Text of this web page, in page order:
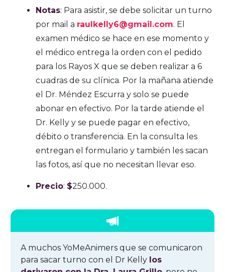
Notas: Para asistir, se debe solicitar un turno
por mail a raulkelly6@gmail.com. El
examen médico se hace en ese momento y
el médico entrega la orden con el pedido
para los Rayos X que se deben realizar a 6
cuadras de su clínica. Por la mañana atiende
el Dr. Méndez Escurra y solo se puede
abonar en efectivo. Por la tarde atiende el
Dr. Kelly y se puede pagar en efectivo,
débito o transferencia. En la consulta les
entregan el formulario y también les sacan
las fotos, así que no necesitan llevar eso.
Precio: $250.000.
A muchos YoMeAnimers que se comunicaron
para sacar turno con el Dr Kelly los